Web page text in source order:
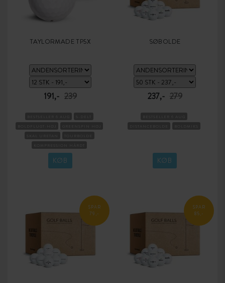
TAYLORMADE TP5X
191,- 239
KØB
SØBOLDE
237,- 279
KØB
SPAR
79,-
SPAR
85,-